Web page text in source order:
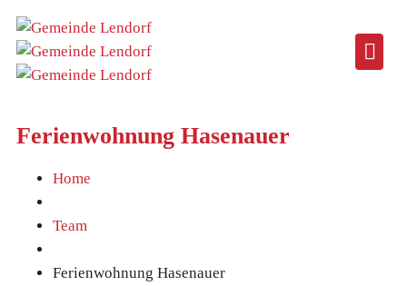
Ferienwohnung Hasenauer
Home
Team
Ferienwohnung Hasenauer